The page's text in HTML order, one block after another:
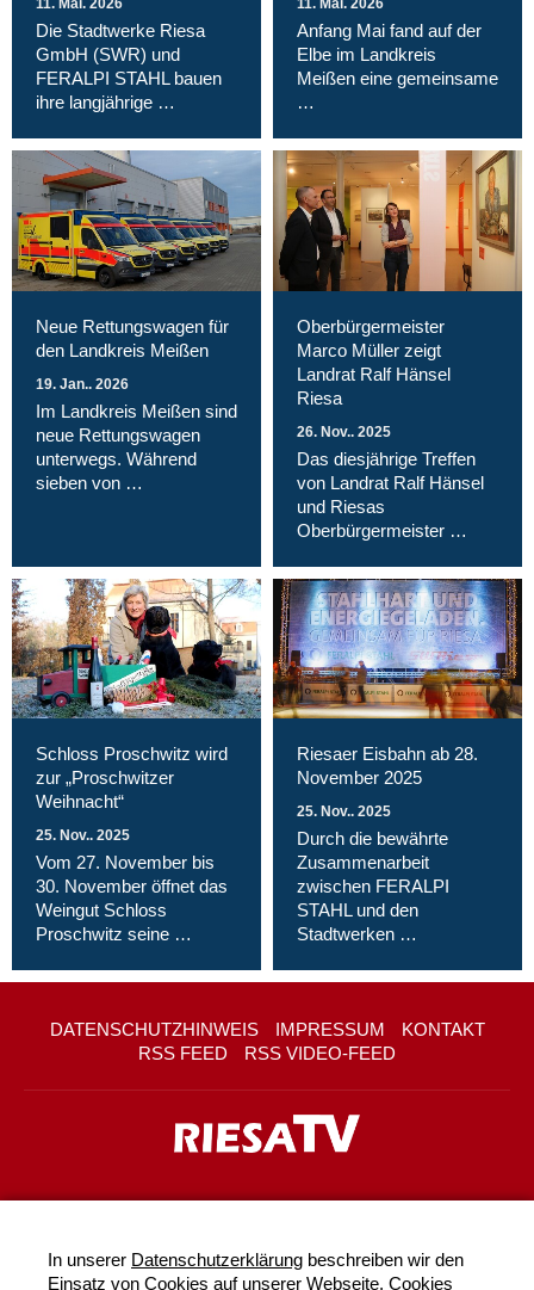
11. Mai. 2026
Die Stadtwerke Riesa
GmbH (SWR) und
FERALPI STAHL bauen
ihre langjährige …
11. Mai. 2026
Anfang Mai fand auf der
Elbe im Landkreis
Meißen eine gemeinsame
…
Neue Rettungswagen für
den Landkreis Meißen
19. Jan.. 2026
Im Landkreis Meißen sind
neue Rettungswagen
unterwegs. Während
sieben von …
Oberbürgermeister
Marco Müller zeigt
Landrat Ralf Hänsel
Riesa
26. Nov.. 2025
Das diesjährige Treffen
von Landrat Ralf Hänsel
und Riesas
Oberbürgermeister …
Schloss Proschwitz wird
zur „Proschwitzer
Weihnacht“
25. Nov.. 2025
Vom 27. November bis
30. November öffnet das
Weingut Schloss
Proschwitz seine …
Riesaer Eisbahn ab 28.
November 2025
25. Nov.. 2025
Durch die bewährte
Zusammenarbeit
zwischen FERALPI
STAHL und den
Stadtwerken …
DATENSCHUTZHINWEIS IMPRESSUM
KONTAKT
RSS FEED
RSS VIDEO-FEED
In unserer Datenschutzerklärung beschreiben wir den
Einsatz von Cookies auf unserer Webseite. Cookies